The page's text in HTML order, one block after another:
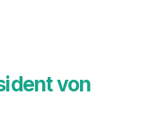
von